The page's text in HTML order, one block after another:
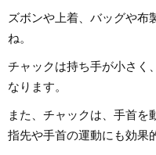
ズボンや上着、バッグや布
ね。
チャックは持ち手が小さく
なります。
また、チャックは、手首を
指先や手首の運動にも効果